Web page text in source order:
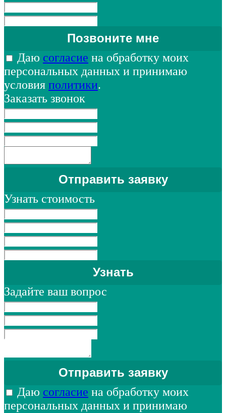
Даю согласие на обработку моих
персональных данных и принимаю
условия политики.
Заказать звонок
Узнать стоимость
Задайте ваш вопрос
Даю согласие на обработку моих
персональных данных и принимаю